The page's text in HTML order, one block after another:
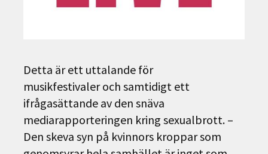
Detta är ett uttalande för
musikfestivaler och samtidigt ett
ifrågasättande av den snäva
mediarapporteringen kring sexualbrott. –
Den skeva syn på kvinnors kroppar som